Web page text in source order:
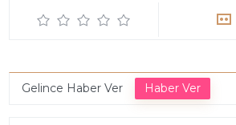
Gelince Haber Ver